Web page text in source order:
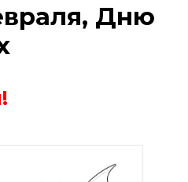
Дню